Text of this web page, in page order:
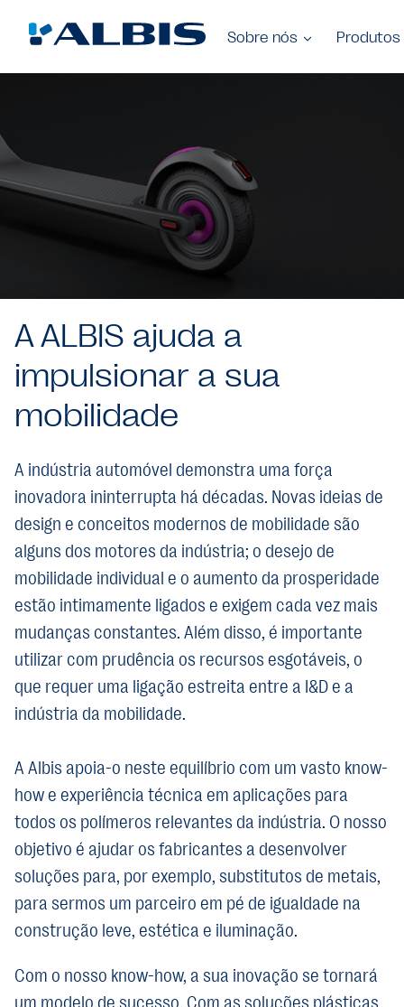
Sobre nós Produtos
A ALBIS ajuda a
impulsionar a sua
mobilidade
A indústria automóvel demonstra uma força
inovadora ininterrupta há décadas. Novas ideias de
design e conceitos modernos de mobilidade são
alguns dos motores da indústria; o desejo de
mobilidade individual e o aumento da prosperidade
estão intimamente ligados e exigem cada vez mais
mudanças constantes. Além disso, é importante
utilizar com prudência os recursos esgotáveis, o
que requer uma ligação estreita entre a I&D e a
indústria da mobilidade.
A Albis apoia-o neste equilíbrio com um vasto know-
how e experiência técnica em aplicações para
todos os polímeros relevantes da indústria. O nosso
objetivo é ajudar os fabricantes a desenvolver
soluções para, por exemplo, substitutos de metais,
para sermos um parceiro em pé de igualdade na
construção leve, estética e iluminação.
Com o nosso know-how, a sua inovação se tornará
um modelo de sucesso. Com as soluções plásticas